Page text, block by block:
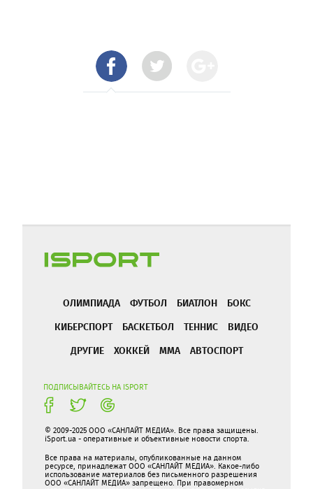
ОЛИМПИАДА ФУТБОЛ БИАТЛОН
БОКС
КИБЕРСПОРТ
БАСКЕТБОЛ ТЕННИС
ВИДЕО
ДРУГИЕ
ХОККЕЙ ММА АВТОСПОРТ
ПОДПИСЫВАЙТЕСЬ НА ISPORT
© 2009-2025 ООО «САНЛАЙТ МЕДИА». Все права защищены.
iSport.ua - оперативные и объективные новости спорта.
Все права на материалы, опубликованные на данном
ресурсе, принадлежат ООО «САНЛАЙТ МЕДИА». Какое-либо
использование материалов без письменного разрешения
ООО «САНЛАЙТ МЕДИА» запрещено. При правомерном